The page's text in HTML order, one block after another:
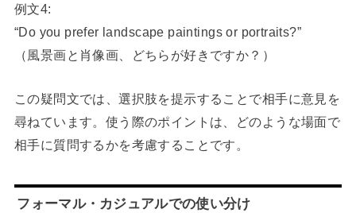
例文4:
“Do you prefer landscape paintings or portraits?”
（風景画と肖像画、どちらが好きですか？）
この疑問文では、選択肢を提示することで相手に意見を
尋ねています。使う際のポイントは、どのような場面で
相手に質問するかを考慮することです。
フォーマル・カジュアルでの使い分け